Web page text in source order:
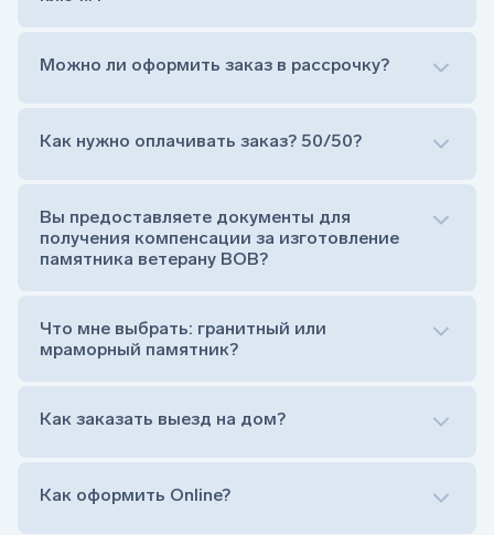
Сам комплект памятника:
Тумба (постамент, на который при помощи
штыря устанавливается стела)
Цветник (обрамление могилки, бывает, что
Обработка и сверловка комплекта
Расположение символа веры (крестик или
на символ веры или вовсе портрет не рисовать)
прописной)
Можно ли оформить заказ в рассрочку?
Как нужно оплачивать заказ? 50/50?
Вы предоставляете документы для
получения компенсации за изготовление
памятника ветерану ВОВ?
Что мне выбрать: гранитный или
мраморный памятник?
Как заказать выезд на дом?
Как оформить Online?